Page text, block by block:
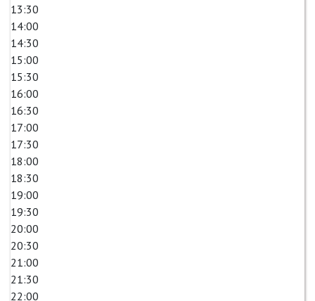
13:30
14:00
14:30
15:00
15:30
16:00
16:30
17:00
17:30
18:00
18:30
19:00
19:30
20:00
20:30
21:00
21:30
22:00